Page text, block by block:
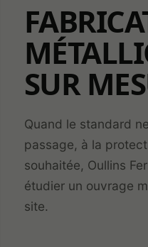
SUR
Quand le standard
passage, à la
souhaitée, Oullins
étudier un ouvrage
site.